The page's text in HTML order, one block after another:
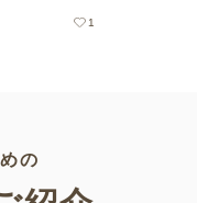
ておしゃれなイ
活用ください！
1
の